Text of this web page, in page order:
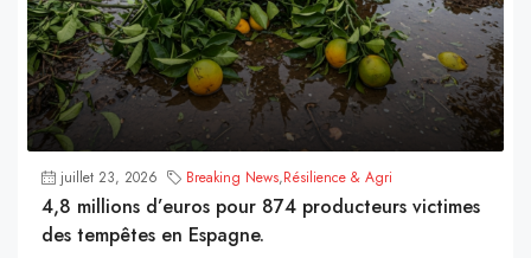
juillet 23, 2026 Breaking News,Résilience & Agri
4,8 millions d’euros pour 874 producteurs victimes
des tempêtes en Espagne.